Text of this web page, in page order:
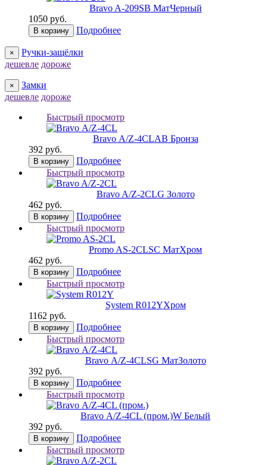
Bravo A-209SB МатЧерный
1050 руб.
В корзину Подробнее
×
Ручки-защёлки
дешевле дороже
×
Замки
дешевле дороже
Быстрый просмотр
Bravo А/Z-4CLAB Бронза
392 руб.
В корзину
Подробнее
Быстрый просмотр
Bravo A/Z-2CLG Золото
462 руб.
В корзину
Подробнее
Быстрый просмотр
Promo AS-2CLSC МатХром
462 руб.
В корзину
Подробнее
Быстрый просмотр
System R012YХром
1162 руб.
В корзину
Подробнее
Быстрый просмотр
Bravo А/Z-4CLSG МатЗолото
392 руб.
В корзину
Подробнее
Быстрый просмотр
Bravo А/Z-4CL (пром.)W Белый
392 руб.
В корзину
Подробнее
Быстрый просмотр